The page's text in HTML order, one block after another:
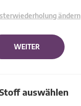
ändern
WEITER
auswählen